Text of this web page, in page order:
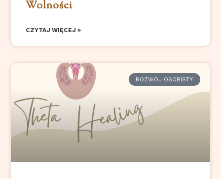
Wolności
CZYTAJ WIĘCEJ »
ROZWÓJ OSOBISTY